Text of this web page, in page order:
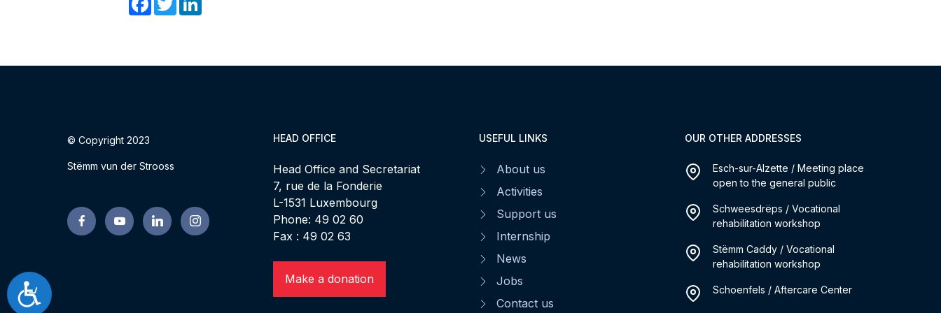
Accessibilité
© Copyright 2023
Stëmm vun der Strooss
HEAD OFFICE
Head Office and Secretariat
7, rue de la Fonderie
L-1531 Luxembourg
Phone: 49 02 60
Fax : 49 02 63
Make a donation
USEFUL LINKS
About us
Activities
Support us
Internship
News
Jobs
Contact us
OUR OTHER ADDRESSES
Esch-sur-Alzette / Meeting place
open to the general public
Schweesdrëps / Vocational
rehabilitation workshop
Stëmm Caddy / Vocational
rehabilitation workshop
Schoenfels / Aftercare Center